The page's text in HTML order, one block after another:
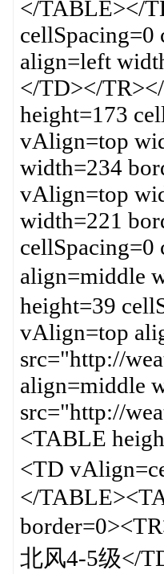
</TABLE></
align=left
</TD></
height=173
vAlign=top
width=234
vAlign=top
width=221
align=middle
height=39
vAlign=top
src="http://
align=middle
src="http://
<TABLE
<TD
</
北风4-5级</